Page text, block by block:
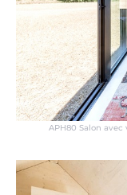
APH80 Salon